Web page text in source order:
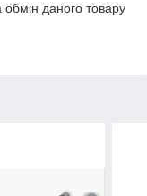
даного товару